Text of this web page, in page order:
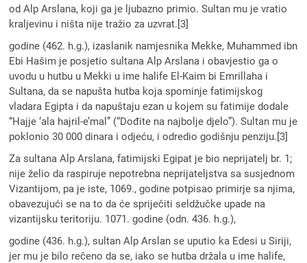
od Alp Arslana, koji ga je ljubazno primio. Sultan mu je vratio
kraljevinu i ništa nije tražio za uzvrat.[3]
godine (462. h.g.), izaslanik namjesnika Mekke, Muhammed ibn
Ebi Hašim je posjetio sultana Alp Arslana i obavjestio ga o
uvodu u hutbu u Mekki u ime halife El-Kaim bi Emrillaha i
Sultana, da se napušta hutba koja spominje fatimijskog
vladara Egipta i da napuštaju ezan u kojem su fatimije dodale
“Hajje ‘ala hajril-e’mal” (“Dođite na najbolje djelo”). Sultan mu je
poklonio 30 000 dinara i odjeću, i odredio godišnju penziju.[3]
Za sultana Alp Arslana, fatimijski Egipat je bio neprijatelj br. 1;
nije želio da raspiruje nepotrebna neprijateljstva sa susjednom
Vizantijom, pa je iste, 1069., godine potpisao primirje sa njima,
obavezujući se na to da će spriječiti seldžučke upade na
vizantijsku teritoriju. 1071. godine (odn. 436. h.g.),
godine (436. h.g.), sultan Alp Arslan se uputio ka Edesi u Siriji,
jer mu je bilo rečeno da se, iako se hutba držala u ime halife,